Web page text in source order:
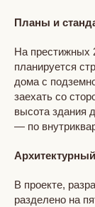
Планы и
На престижных
планируется
дома с
заехать со
высота здания
— по
В проекте,
разделено на